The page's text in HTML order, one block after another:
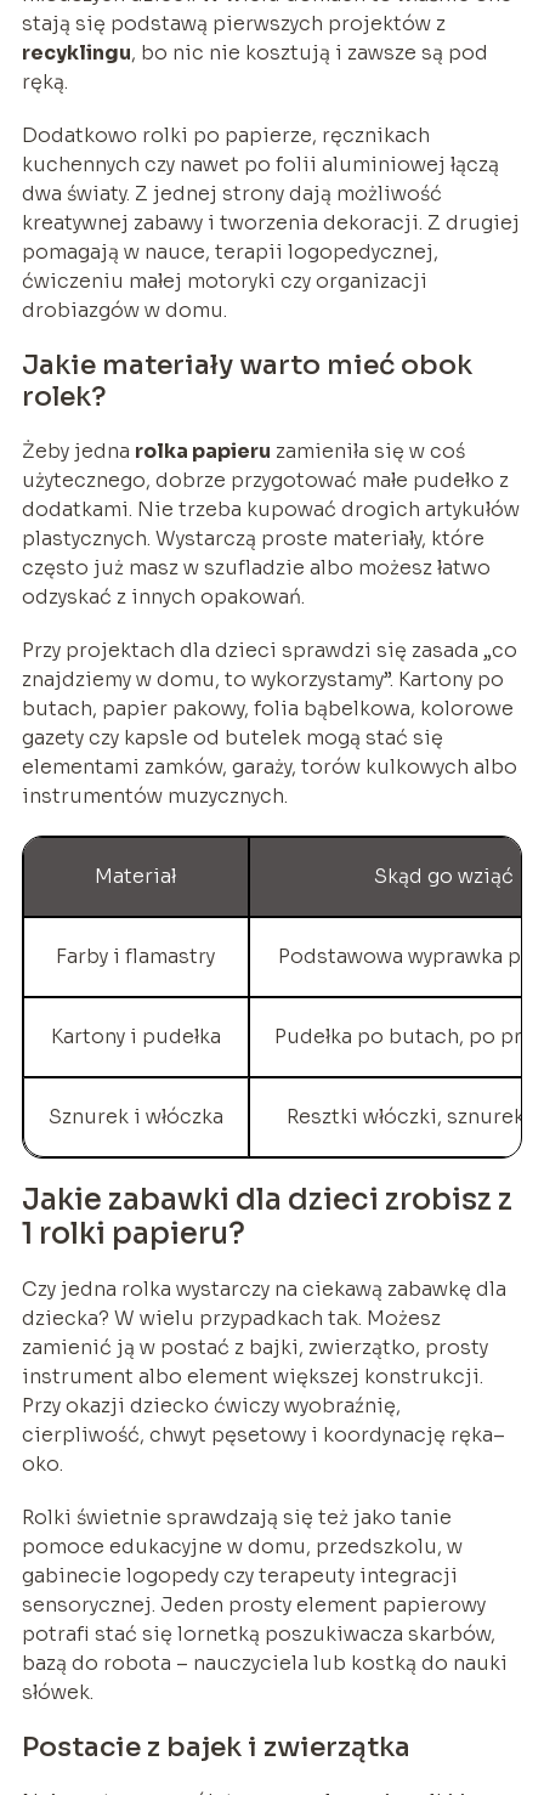
stają się podstawą pierwszych projektów z
recyklingu, bo nic nie kosztują i zawsze są pod
ręką.
Dodatkowo rolki po papierze, ręcznikach
kuchennych czy nawet po folii aluminiowej łączą
dwa światy. Z jednej strony dają możliwość
kreatywnej zabawy i tworzenia dekoracji. Z drugiej
pomagają w nauce, terapii logopedycznej,
ćwiczeniu małej motoryki czy organizacji
drobiazgów w domu.
Jakie materiały warto mieć obok
rolek?
Żeby jedna rolka papieru zamieniła się w coś
użytecznego, dobrze przygotować małe pudełko z
dodatkami. Nie trzeba kupować drogich artykułów
plastycznych. Wystarczą proste materiały, które
często już masz w szufladzie albo możesz łatwo
odzyskać z innych opakowań.
Przy projektach dla dzieci sprawdzi się zasada „co
znajdziemy w domu, to wykorzystamy”. Kartony po
butach, papier pakowy, folia bąbelkowa, kolorowe
gazety czy kapsle od butelek mogą stać się
elementami zamków, garaży, torów kulkowych albo
instrumentów muzycznych.
Materiał Skąd go wziąć
Farby i flamastry Podstawowa wyprawka
Kartony i pudełka Pudełka po butach, po
Sznurek i włóczka Resztki włóczki, sznurek
Jakie zabawki dla dzieci zrobisz z
1 rolki papieru?
Czy jedna rolka wystarczy na ciekawą zabawkę dla
dziecka? W wielu przypadkach tak. Możesz
zamienić ją w postać z bajki, zwierzątko, prosty
instrument albo element większej konstrukcji.
Przy okazji dziecko ćwiczy wyobraźnię,
cierpliwość, chwyt pęsetowy i koordynację ręka–
oko.
Rolki świetnie sprawdzają się też jako tanie
pomoce edukacyjne w domu, przedszkolu, w
gabinecie logopedy czy terapeuty integracji
sensorycznej. Jeden prosty element papierowy
potrafi stać się lornetką poszukiwacza skarbów,
bazą do robota – nauczyciela lub kostką do nauki
słówek.
Postacie z bajek i zwierzątka